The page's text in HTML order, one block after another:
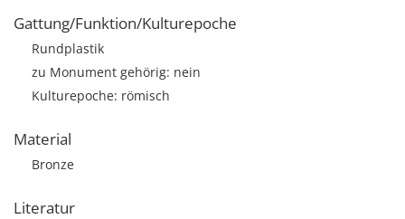
Gattung/Funktion/Kulturepoche
Rundplastik
zu Monument gehörig: nein
Kulturepoche: römisch
Material
Bronze
Literatur